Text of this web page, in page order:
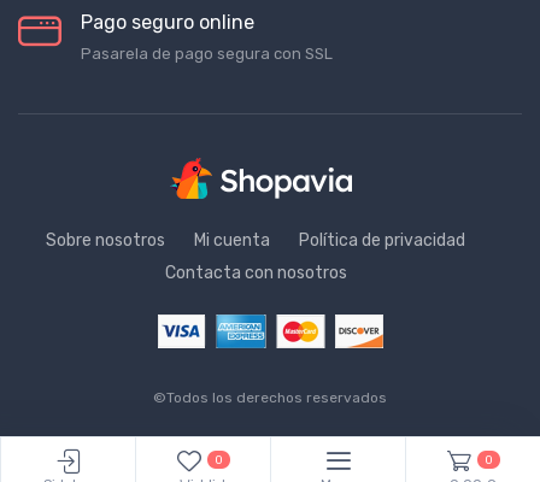
Pago seguro online
Pasarela de pago segura con SSL
Sobre nosotros Mi cuenta
Política de privacidad
Contacta con nosotros
©Todos los derechos reservados
0 0